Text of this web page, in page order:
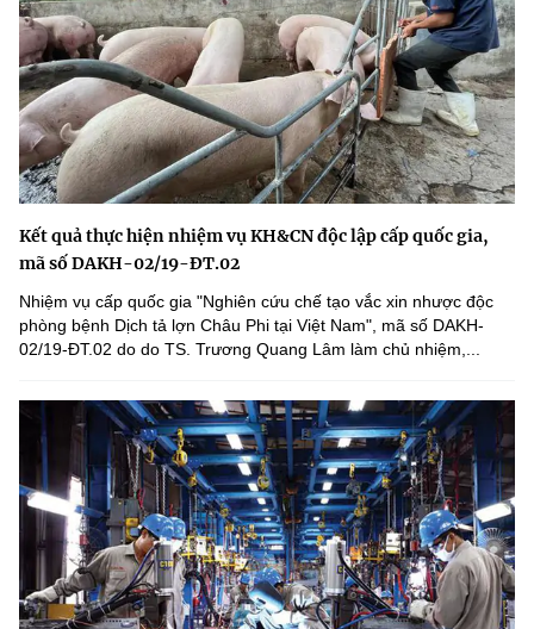
Kết quả thực hiện nhiệm vụ KH&CN độc lập cấp quốc gia,
mã số DAKH-02/19-ĐT.02
Nhiệm vụ cấp quốc gia "Nghiên cứu chế tạo vắc xin nhược độc
phòng bệnh Dịch tả lợn Châu Phi tại Việt Nam", mã số DAKH-
02/19-ĐT.02 do do TS. Trương Quang Lâm làm chủ nhiệm,...